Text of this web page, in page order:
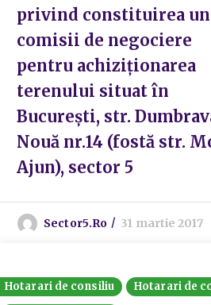
privind constituirea
comisii de negociere
pentru achiziționarea
terenului situat în
București, str.
Nouă nr.14 (fostă str.
Ajun), sector 5
Sector5.ro 31 martie 2017
Hotarari de consiliu
Hotarari de